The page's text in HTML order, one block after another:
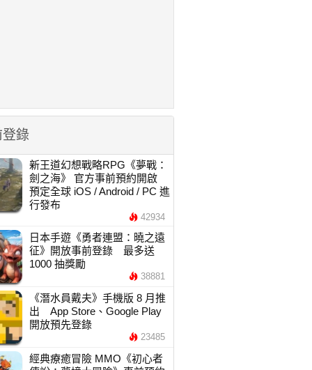
錄
新王道幻想戰略RPG《夢戰：
劍之海》 官方事前預約開啟
預定全球 iOS / Android / PC 進
行發布
42934
日本手遊《勇者連盟：曉之遠
征》開放事前登錄 最多送
1000 抽獎勵
38881
《潛水員戴夫》手機版 8 月推
出 App Store、Google Play
開放預先登錄
23485
經典療癒冒險 MMO《初心者